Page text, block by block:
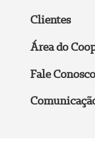
Clientes
Área do
Fale Conosco